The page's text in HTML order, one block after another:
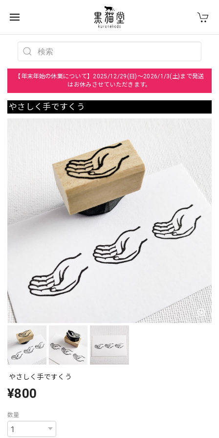
【年末年始の休業について】2025/12/29(日)～2026/1/3(土)まで発送
はお休みさせていただきます。
やさしく手ですくう
やさしく手ですくう
¥800
数量